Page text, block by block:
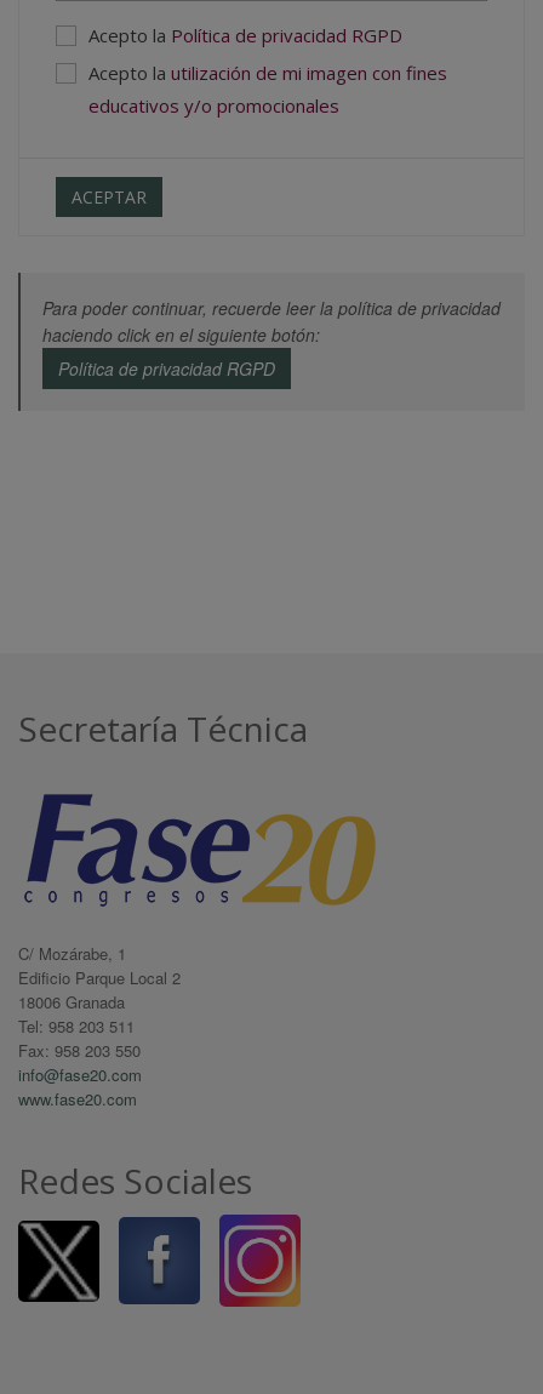
Acepto la Política de privacidad RGPD
Acepto la utilización de mi imagen con fines
educativos y/o promocionales
ACEPTAR
Para poder continuar, recuerde leer la política de privacidad
haciendo click en el siguiente botón:
Política de privacidad RGPD
Secretaría Técnica
C/ Mozárabe, 1
Edificio Parque Local 2
18006 Granada
Tel: 958 203 511
Fax: 958 203 550
info@fase20.com
www.fase20.com
Redes Sociales